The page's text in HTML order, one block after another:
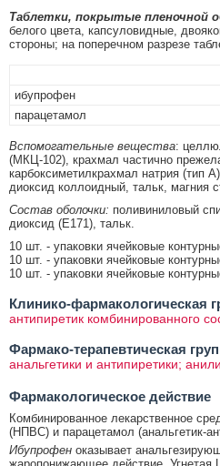
Таблетки, покрытые пленочной
белого цвета, капсуловидные,
стороны; на поперечном разрезе
ибупрофен
парацетамол
Вспомогательные вещества:
(МКЦ-102), крахмал частично
карбоксиметилкрахмал натрия (тип
диоксид коллоидный, тальк, магния
Состав оболочки: поливиниловый
диоксид (Е171), тальк.
10 шт. - упаковки ячейковые
10 шт. - упаковки ячейковые
10 шт. - упаковки ячейковые
Клинико-фармакологическая
антипиретик комбинированного
Фармако-терапевтическая
анальгетики и антипиретики;
Фармакологическое действие
Комбинированное лекарственное
(НПВС) и парацетамол (анальгетик-
Ибупрофен оказывает